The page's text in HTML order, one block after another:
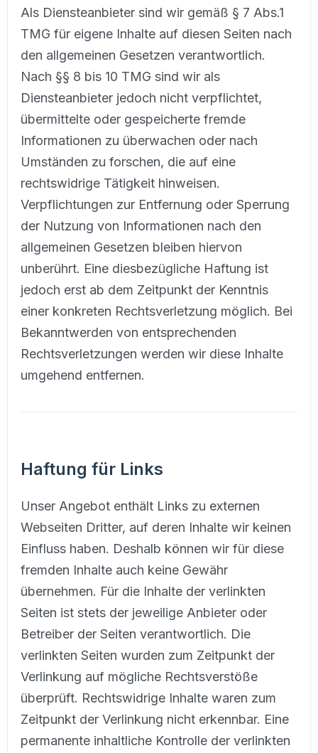
Als Diensteanbieter sind wir gemäß § 7 Abs.1
TMG für eigene Inhalte auf diesen Seiten nach
den allgemeinen Gesetzen verantwortlich.
Nach §§ 8 bis 10 TMG sind wir als
Diensteanbieter jedoch nicht verpflichtet,
übermittelte oder gespeicherte fremde
Informationen zu überwachen oder nach
Umständen zu forschen, die auf eine
rechtswidrige Tätigkeit hinweisen.
Verpflichtungen zur Entfernung oder Sperrung
der Nutzung von Informationen nach den
allgemeinen Gesetzen bleiben hiervon
unberührt. Eine diesbezügliche Haftung ist
jedoch erst ab dem Zeitpunkt der Kenntnis
einer konkreten Rechtsverletzung möglich. Bei
Bekanntwerden von entsprechenden
Rechtsverletzungen werden wir diese Inhalte
umgehend entfernen.
Haftung für Links
Unser Angebot enthält Links zu externen
Webseiten Dritter, auf deren Inhalte wir keinen
Einfluss haben. Deshalb können wir für diese
fremden Inhalte auch keine Gewähr
übernehmen. Für die Inhalte der verlinkten
Seiten ist stets der jeweilige Anbieter oder
Betreiber der Seiten verantwortlich. Die
verlinkten Seiten wurden zum Zeitpunkt der
Verlinkung auf mögliche Rechtsverstöße
überprüft. Rechtswidrige Inhalte waren zum
Zeitpunkt der Verlinkung nicht erkennbar. Eine
permanente inhaltliche Kontrolle der verlinkten